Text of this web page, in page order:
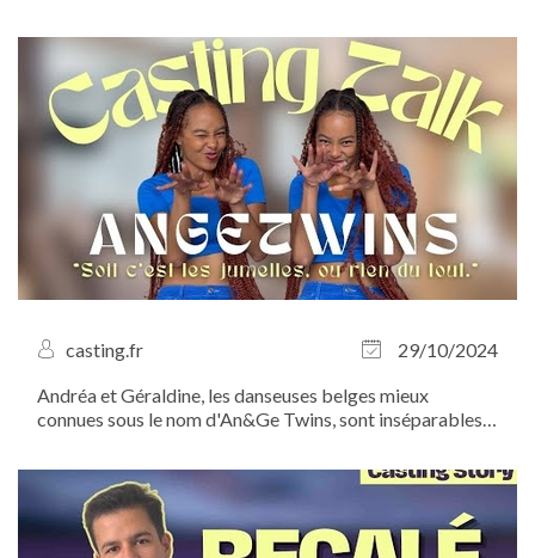
classique de la langue française revisité en comédie
casting.fr
29/10/2024
Andréa et Géraldine, les danseuses belges mieux
connues sous le nom d'An&Ge Twins, sont inséparables,
looks identiques, même coupe de cheveux : impossible
de ne pas les confondre ! À...